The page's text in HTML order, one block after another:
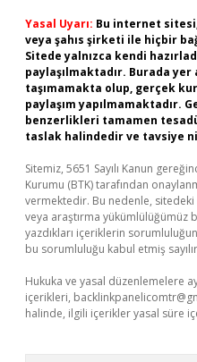
Yasal Uyarı: Bu internet
veya şahıs şirketi ile hiçbir
Sitede yalnızca kendi
paylaşılmaktadır. Burada
taşımamakta olup, gerçek
paylaşım yapılmamaktadır.
benzerlikleri tamamen
taslak halindedir ve tavsiye
Sitemiz, 5651 Sayılı Kanun
Kurumu (BTK) tarafından
vermektedir. Bu nedenle,
veya araştırma yükümlülüğümüz
yazdıkları içeriklerin
bu sorumluluğu kabul etmiş
Hukuka ve yasal düzenlemelere
içerikleri,
halinde, ilgili içerikler yasal süre